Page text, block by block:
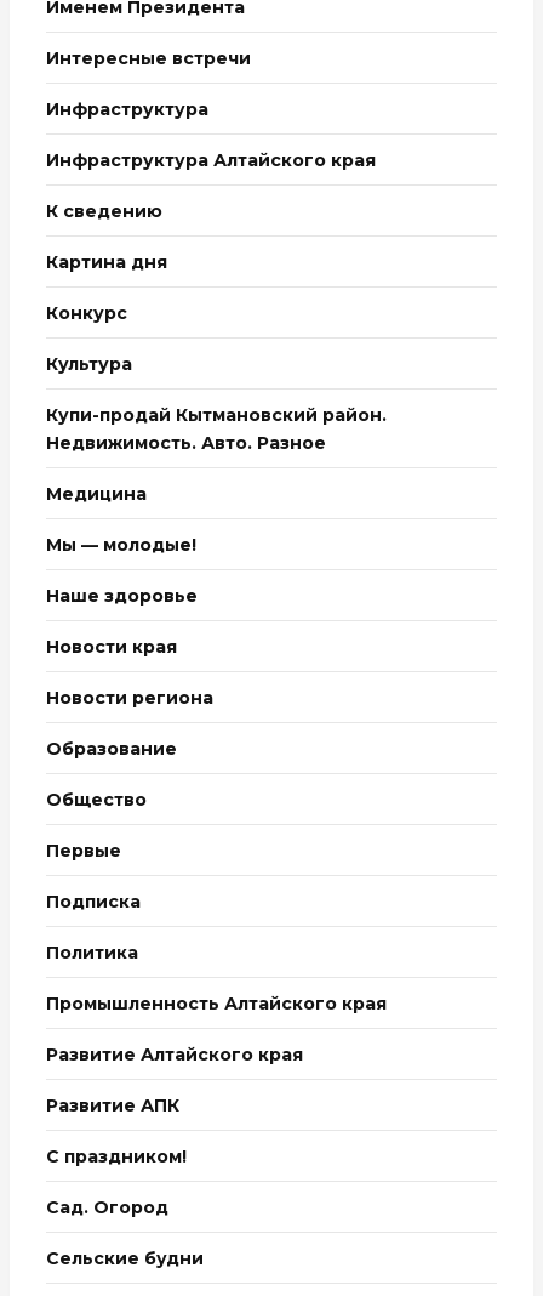
Именем Президента
Интересные встречи
Инфраструктура
Инфраструктура Алтайского края
К сведению
Картина дня
Конкурс
Культура
Купи-продай Кытмановский район.
Недвижимость. Авто. Разное
Медицина
Мы — молодые!
Наше здоровье
Новости края
Новости региона
Образование
Общество
Первые
Подписка
Политика
Промышленность Алтайского края
Развитие Алтайского края
Развитие АПК
С праздником!
Сад. Огород
Сельские будни